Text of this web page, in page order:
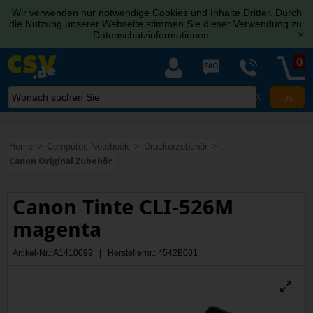
Wir verwenden nur notwendige Cookies und Inhalte Dritter. Durch
die Nutzung unserer Webseite stimmen Sie dieser Verwendung zu.
Datenschutzinformationen
[x]
X
0
Home Computer, Notebook
Druckerzubehör
Canon Original Zubehör
Canon Tinte CLI-526M
magenta
Artikel-Nr.: A1410099 | Herstellernr.: 4542B001